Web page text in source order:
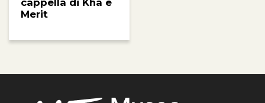
cappella di Kha e
Merit